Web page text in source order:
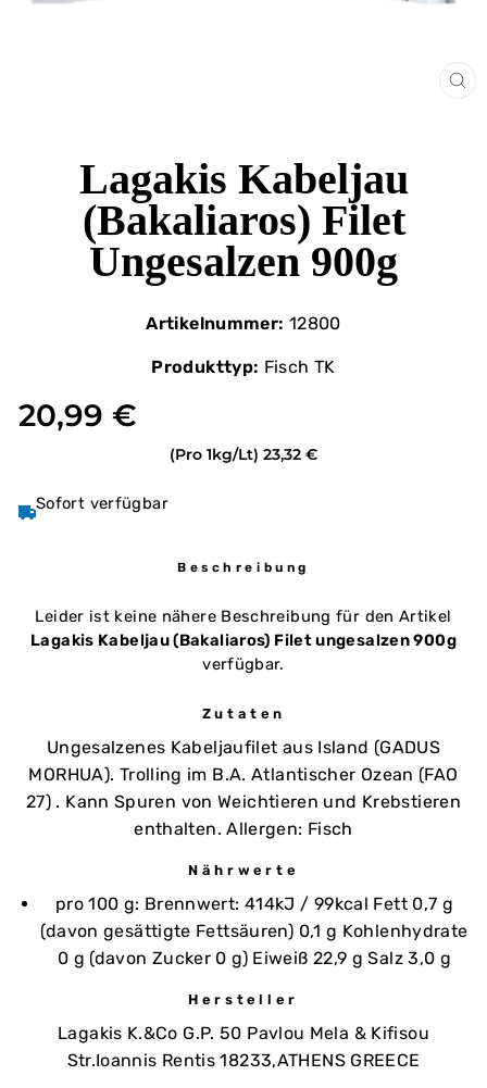
Lagakis Kabeljau
(Bakaliaros) Filet
Ungesalzen 900g
Artikelnummer: 12800
Produkttyp: Fisch TK
20,99 €
(Pro 1kg/Lt) 23,32 €
Sofort verfügbar
Beschreibung
Leider ist keine nähere Beschreibung für den Artikel
Lagakis Kabeljau (Bakaliaros) Filet ungesalzen 900g
verfügbar.
Zutaten
Ungesalzenes Kabeljaufilet aus Island (GADUS
MORHUA). Trolling im B.A. Atlantischer Ozean (FAO
27) . Kann Spuren von Weichtieren und Krebstieren
enthalten. Allergen: Fisch
Nährwerte
pro 100 g: Brennwert: 414kJ / 99kcal Fett 0,7 g
(davon gesättigte Fettsäuren) 0,1 g Kohlenhydrate
0 g (davon Zucker 0 g) Eiweiß 22,9 g Salz 3,0 g
Hersteller
Lagakis K.&Co G.P. 50 Pavlou Mela & Kifisou
Str.Ioannis Rentis 18233,ATHENS GREECE